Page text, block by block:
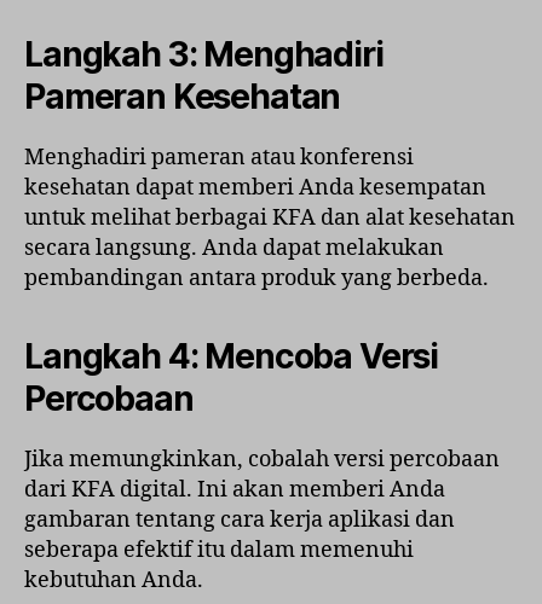
Langkah 3: Menghadiri
Pameran Kesehatan
Menghadiri pameran atau konferensi
kesehatan dapat memberi Anda kesempatan
untuk melihat berbagai KFA dan alat kesehatan
secara langsung. Anda dapat melakukan
pembandingan antara produk yang berbeda.
Langkah 4: Mencoba Versi
Percobaan
Jika memungkinkan, cobalah versi percobaan
dari KFA digital. Ini akan memberi Anda
gambaran tentang cara kerja aplikasi dan
seberapa efektif itu dalam memenuhi
kebutuhan Anda.